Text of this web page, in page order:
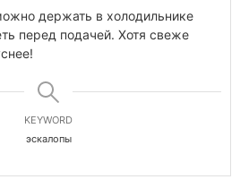
держать в холодильнике
перед подачей. Хотя свеже
KEYWORD
эскалопы